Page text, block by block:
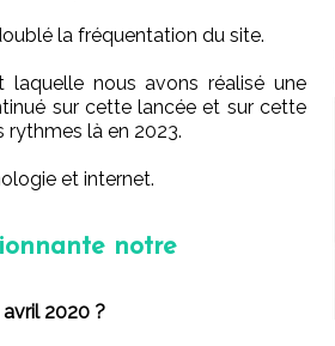
la fréquentation du site.
laquelle nous avons réalisé une
sur cette lancée et sur cette
là en 2023.
et internet.
notre
2020 ?